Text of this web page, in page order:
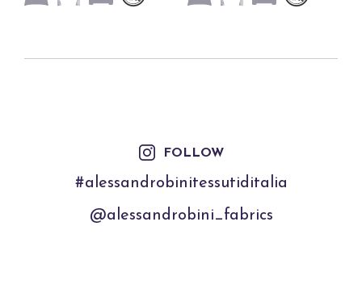
FOLLOW
#alessandrobinitessutiditalia
@alessandrobini_fabrics